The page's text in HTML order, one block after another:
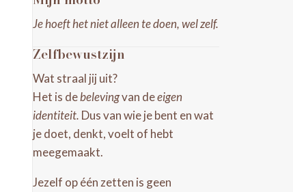
Je hoeft het niet alleen te doen, wel zelf.
Zelfbewustzijn
Wat straal jij uit?
Het is debelevingvan deeigen
identiteit. Dus van wie je bent en wat
je doet, denkt, voelt of hebt
meegemaakt.
Jezelf op één zetten is geen